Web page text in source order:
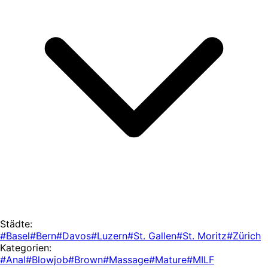
Städte:
#Basel#Bern#Davos#Luzern#St. Gallen#St. Moritz#Zürich
Kategorien:
#Anal#Blowjob#Brown#Massage#Mature#MILF